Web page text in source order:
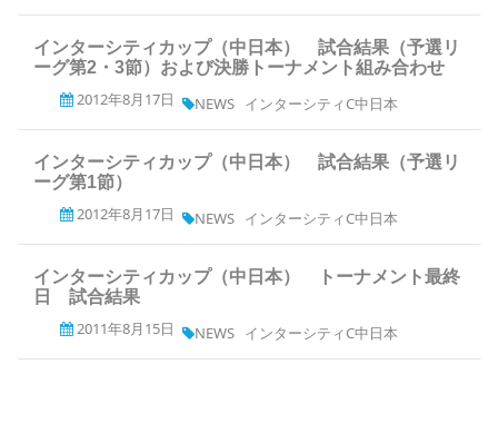
インターシティカップ（中日本） 試合結果（予選リ
ーグ第2・3節）および決勝トーナメント組み合わせ
2012年8月17日 NEWS インターシティC中日本
インターシティカップ（中日本） 試合結果（予選リ
ーグ第1節）
2012年8月17日 NEWS インターシティC中日本
インターシティカップ（中日本） トーナメント最終
日 試合結果
2011年8月15日 NEWS インターシティC中日本